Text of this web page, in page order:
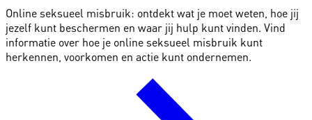
Online seksueel misbruik: ontdekt wat je moet weten, hoe jij
jezelf kunt beschermen en waar jij hulp kunt vinden. Vind
informatie over hoe je online seksueel misbruik kunt
herkennen, voorkomen en actie kunt ondernemen.